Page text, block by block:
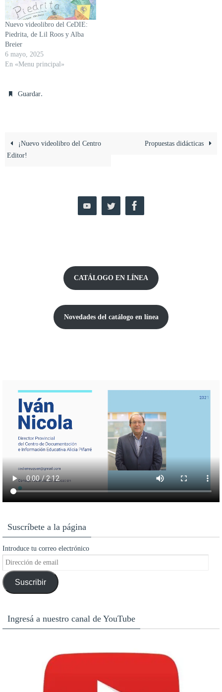
Nuevo videolibro del CeDIE:
Piedrita, de Lil Roos y Alba
Breier
6 mayo, 2025
En «Menu principal»
Guardar.
¡Nuevo videolibro del Centro
Editor!
Propuestas didácticas
CATÁLOGO EN LÍNEA
Novedades del catálogo en línea
Suscríbete a la página
Introduce tu correo electrónico
Dirección
de
emailSuscribir
Ingresá a nuestro canal de YouTube